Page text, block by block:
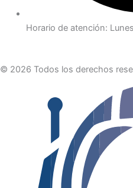
Horario de atención:
© 2026 Todos los derechos